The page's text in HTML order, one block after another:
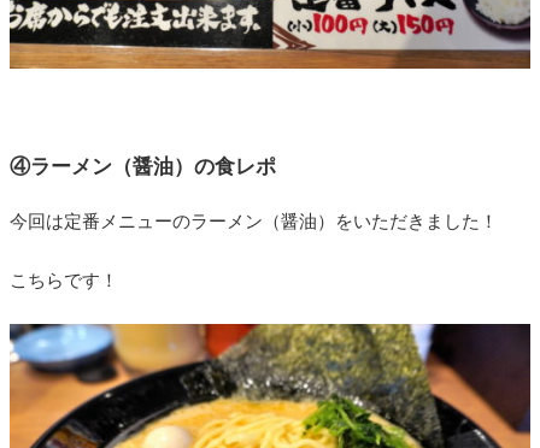
④ラーメン（醤油）の食レポ
今回は定番メニューのラーメン（醤油）をいただきました！
こちらです！